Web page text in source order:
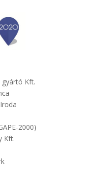
gyártó Kft.
2000)
Kft.